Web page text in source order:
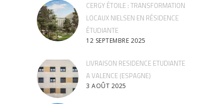
CERGY ÉTOILE : TRANSFORMATION
LOCAUX NIELSEN EN RÉSIDENCE
ÉTUDIANTE
12 SEPTEMBRE 2025
LIVRAISON RESIDENCE ETUDIANTE
A VALENCE (ESPAGNE)
3 AOÛT 2025